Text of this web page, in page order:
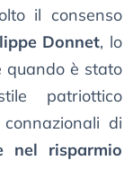
il consenso
Donnet, lo
quando è stato
patriottico
di
nel risparmio